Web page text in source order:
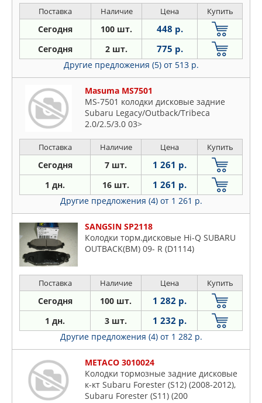
Поставка Наличие Цена Купить
Сегодня 100 шт. 448 р.
Сегодня 2 шт. 775 р.
Другие предложения (5) от 513 р.
Masuma MS7501
MS-7501 колодки дисковые задние
Subaru Legacy/Outback/Tribeca
2.0/2.5/3.0 03>
Поставка Наличие Цена Купить
Сегодня 7 шт. 1 261 р.
1 дн. 16 шт. 1 261 р.
Другие предложения (4) от 1 261 р.
SANGSIN SP2118
Колодки торм.дисковые Hi-Q SUBARU
OUTBACK(BM) 09- R (D1114)
Поставка Наличие Цена Купить
Сегодня 100 шт. 1 282 р.
1 дн. 3 шт. 1 232 р.
Другие предложения (4) от 1 282 р.
METACO 3010024
Колодки тормозные задние дисковые
к-кт Subaru Forester (S12) (2008-2012),
Subaru Forester (S11) (200